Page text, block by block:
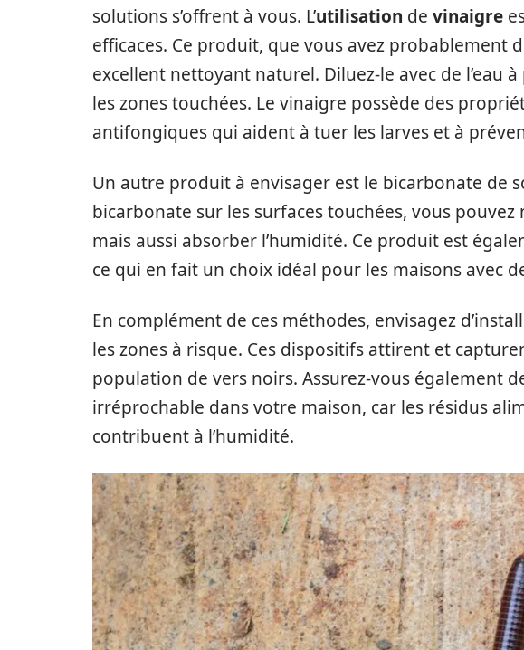
solutions s’offrent à vous. L’utilisation de vinaigre
efficaces. Ce produit, que vous avez probablement
excellent nettoyant naturel. Diluez-le avec de l’eau
les zones touchées. Le vinaigre possède des
antifongiques qui aident à tuer les larves et à
Un autre produit à envisager est le bicarbonate de
bicarbonate sur les surfaces touchées, vous
mais aussi absorber l’humidité. Ce produit est
ce qui en fait un choix idéal pour les maisons avec
En complément de ces méthodes, envisagez
les zones à risque. Ces dispositifs attirent et
population de vers noirs. Assurez-vous également
irréprochable dans votre maison, car les résidus
contribuent à l’humidité.